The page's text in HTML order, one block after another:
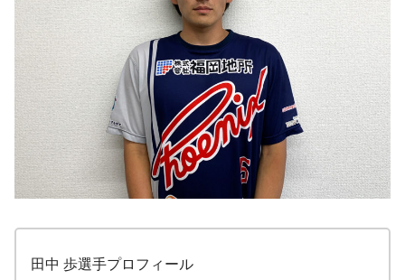
田中 歩選手プロフィール